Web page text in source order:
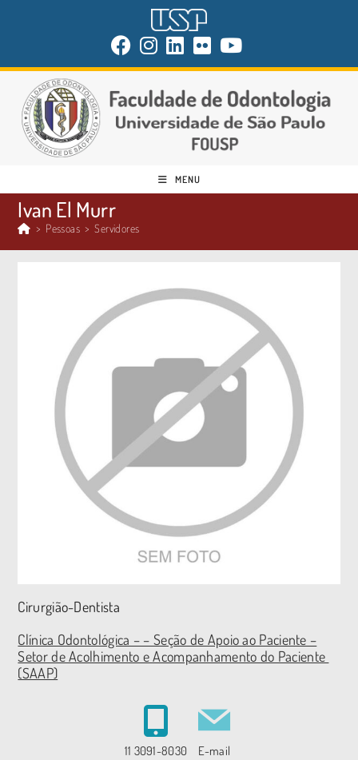
MENU
Ivan El Murr
> Pessoas > Servidores
Cirurgião-Dentista
Clínica Odontológica – – Seção de Apoio ao Paciente –
Setor de Acolhimento e Acompanhamento do Paciente
(SAAP)
11 3091-8030 E-mail